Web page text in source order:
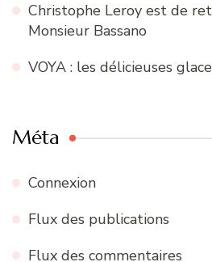
Christophe Leroy est de
Monsieur Bassano
VOYA : les délicieuses
Méta
Connexion
Flux des publications
Flux des commentaires